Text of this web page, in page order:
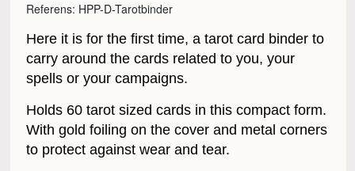
Referens: HPP-D-Tarotbinder
Here it is for the first time, a tarot card binder to
carry around the cards related to you, your
spells or your campaigns.
Holds 60 tarot sized cards in this compact form.
With gold foiling on the cover and metal corners
to protect against wear and tear.